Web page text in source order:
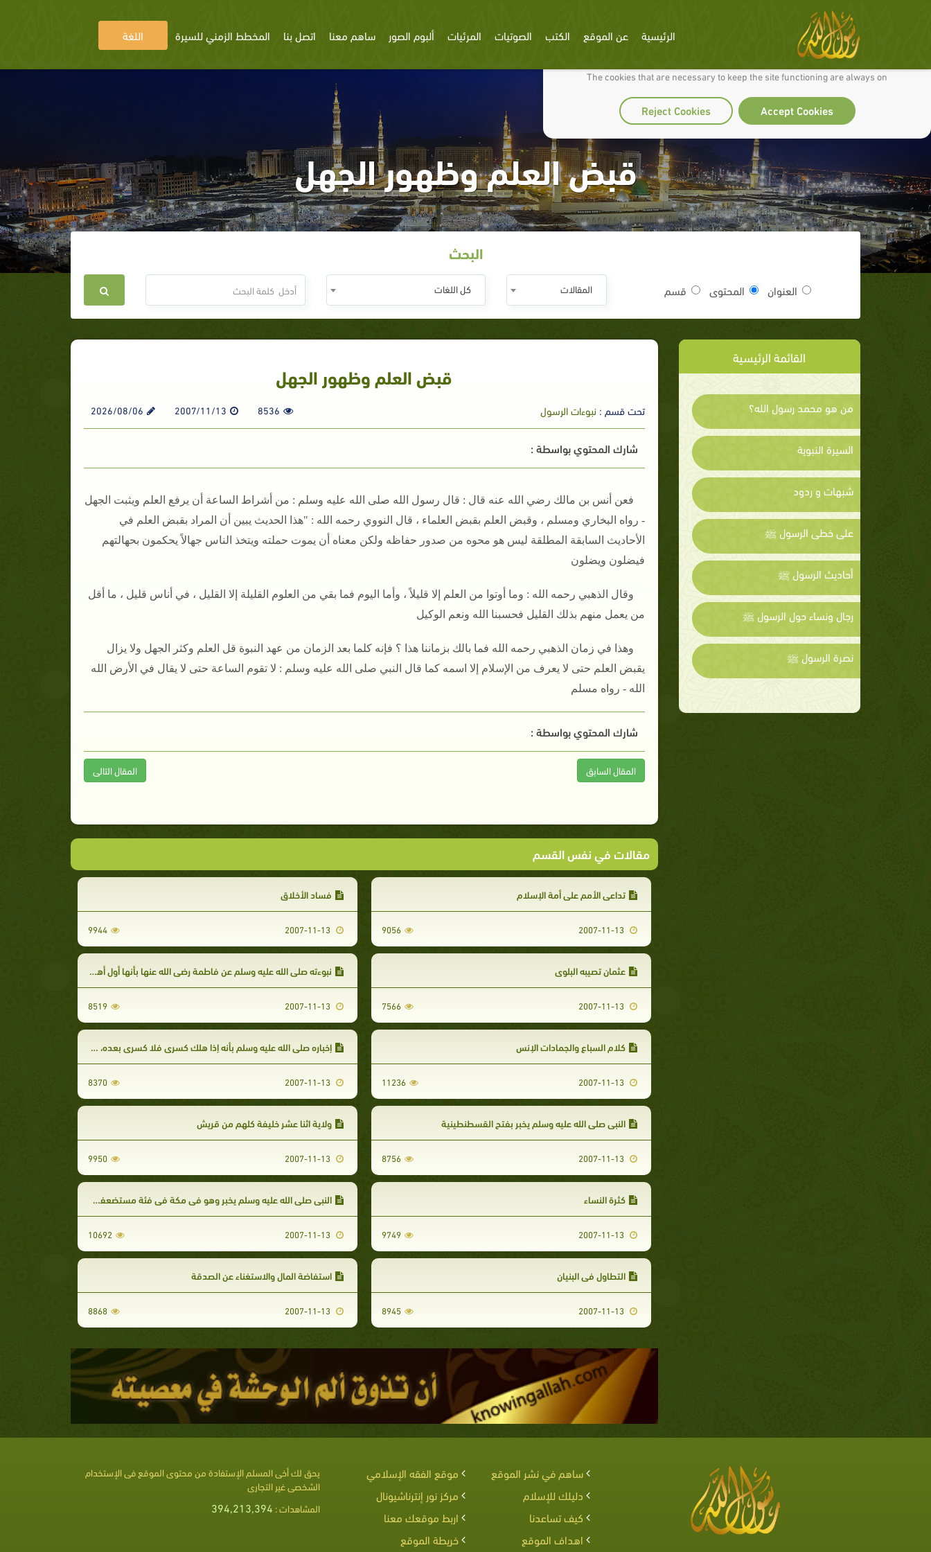
We use cookies to make our site work well for you and so we can continually improve it.
The cookies that are necessary to keep the site functioning are always on
Accept Cookies
Reject Cookies
الرئيسية عن الموقع الكتب الصوتيات المرئيات ألبوم الصور ساهم معنا اتصل بنا المخطط الزمني للسيرة اللغة
قبض العلم وظهور الجهل
البحث
العنوان المحتوى قسم المقالات كل اللغات
القائمة الرئيسية
من هو محمد رسول الله؟
السيرة النبوية
شبهات و ردود
على خطى الرسول ﷺ
أحاديث الرسول ﷺ
رجال ونساء حول الرسول ﷺ
نصرة الرسول ﷺ
قبض العلم وظهور الجهل
تحت قسم : نبوءات الرسول 8536
2007/11/13
2026/08/06
شارك المحتوي بواسطة :
فعن أنس بن مالك رضي الله عنه قال : قال رسول الله صلى الله عليه وسلم : من أشراط الساعة أن يرفع العلم ويثبت الجهل
- رواه البخاري ومسلم ، وقبض العلم بقبض العلماء ، قال النووي رحمه الله : "هذا الحديث يبين أن المراد بقبض العلم في
الأحاديث السابقة المطلقة ليس هو محوه من صدور حفاظه ولكن معناه أن يموت حملته ويتخذ الناس جهالاً يحكمون بحهالتهم
فيضلون ويضلون
وقال الذهبي رحمه الله : وما أوتوا من العلم إلا قليلاً ، وأما اليوم فما بقي من العلوم القليلة إلا القليل ، في أناس قليل ، ما أقل
من يعمل منهم بذلك القليل فحسبنا الله ونعم الوكيل
وهذا في زمان الذهبي رحمه الله فما بالك بزماننا هذا ؟ فإنه كلما بعد الزمان من عهد النبوة قل العلم وكثر الجهل ولا يزال
يقبض العلم حتى لا يعرف من الإسلام إلا اسمه كما قال النبي صلى الله عليه وسلم : لا تقوم الساعة حتى لا يقال في الأرض الله
الله - رواه مسلم
شارك المحتوي بواسطة :
المقال السابق المقال التالى
مقالات في نفس القسم
تداعى الأمم على أمة الإسلام
2007-11-13
9056
فساد الأخلاق
2007-11-13
9944
عثمان تصيبه البلوى
2007-11-13
7566
نبوءته صلى الله عليه وسلم عن فاطمة رضي الله عنها بأنها أول أهله لحاقاً به
2007-11-13
8519
كلام السباع والجمادات الإنس
2007-11-13
11236
إخباره صلى الله عليه وسلم بأنه إذا هلك كسرى فلا كسرى بعده، وإذا هلك قيصر فلا قيصر بعده
2007-11-13
8370
النبي صلى الله عليه وسلم يخبر بفتح القسطنطينية
2007-11-13
8756
ولاية اثنا عشر خليفة كلهم من قريش
2007-11-13
9950
كثرة النساء
2007-11-13
9749
النبي صلى الله عليه وسلم يخبر وهو في مكة في فئة مستضعفة أن دينه سيعم الجزيرة كلها
2007-11-13
10692
التطاول في البنيان
2007-11-13
8945
استفاضة المال والاستغناء عن الصدقة
2007-11-13
8868
ساهم في نشر الموقع
موقع الفقه الإسلامي
دليلك للإسلام
مركز نور إنترناشيونال
كيف تساعدنا
اربط موقعك معنا
اهداف الموقع
خريطة الموقع
يحق لك أخى المسلم الإستفادة من محتوى الموقع فى الإستخدام
الشخصى غير التجارى
المشاهدات : 394,213,394